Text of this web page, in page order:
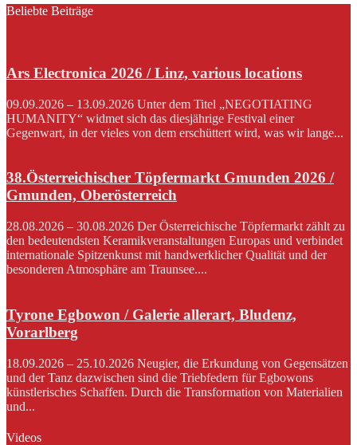
Beliebte Beiträge
Ars Electronica 2026 / Linz, various locations
09.09.2026 – 13.09.2026 Unter dem Titel „NEGOTIATING
HUMANITY“ widmet sich das diesjährige Festival einer
Gegenwart, in der vieles von dem erschüttert wird, was wir lange...
38.Österreichischer Töpfermarkt Gmunden 2026 /
Gmunden, Oberösterreich
28.08.2026 – 30.08.2026 Der Österreichische Töpfermarkt zählt zu
den bedeutendsten Keramikveranstaltungen Europas und verbindet
internationale Spitzenkunst mit handwerklicher Qualität und der
besonderen Atmosphäre am Traunsee....
Tyrone Egbowon / Galerie allerart, Bludenz,
Vorarlberg
18.09.2026 – 25.10.2026 Neugier, die Erkundung von Gegensätzen
und der Tanz dazwischen sind die Triebfedern für Egbowons
künstlerisches Schaffen. Durch die Transformation von Materialien
und...
Videos